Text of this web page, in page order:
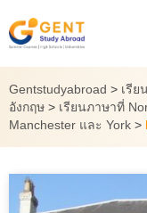
to
content
Gentstudyabroad > เรีย
อังกฤษ > เรียนภาษาที่
Manchester และ York >